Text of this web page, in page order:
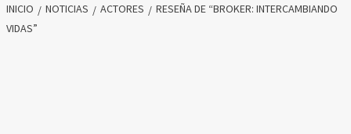
INICIO NOTICIAS ACTORES
RESEÑA DE “BROKER: INTERCAMBIANDO
VIDAS”